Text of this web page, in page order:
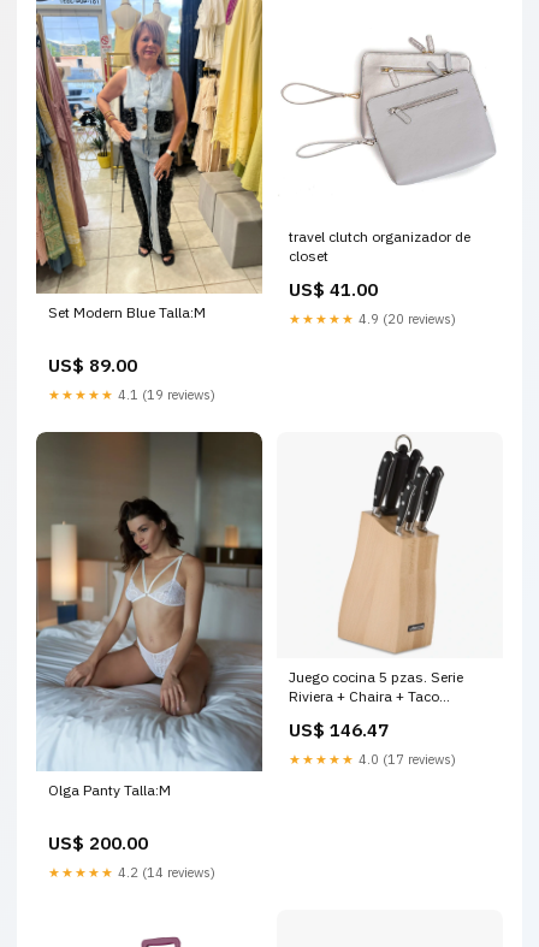
Set Modern Blue Talla:M
US$ 89.00
★★★★★ 4.1 (19 reviews)
travel clutch organizador de
closet
US$ 41.00
★★★★★ 4.9 (20 reviews)
Olga Panty Talla:M
US$ 200.00
★★★★★ 4.2 (14 reviews)
Juego cocina 5 pzas. Serie
Riviera + Chaira + Taco
20260806
US$ 146.47
★★★★★ 4.0 (17 reviews)